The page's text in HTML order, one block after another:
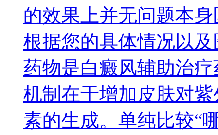
的效果上并无问题本
根据您的具体情况以
药物是白癜风辅助治
机制在于增加皮肤对
素的生成。单纯比较“